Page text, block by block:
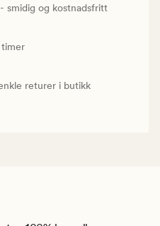
smidig og kostnadsfritt
timer
returer i butikk